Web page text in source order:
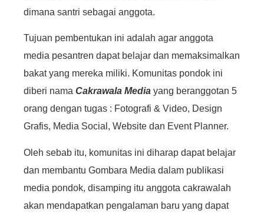
dimana santri sebagai anggota.
Tujuan pembentukan ini adalah agar anggota
media pesantren dapat belajar dan memaksimalkan
bakat yang mereka miliki. Komunitas pondok ini
diberi nama Cakrawala Media yang beranggotan 5
orang dengan tugas : Fotografi & Video, Design
Grafis, Media Social, Website dan Event Planner.
Oleh sebab itu, komunitas ini diharap dapat belajar
dan membantu Gombara Media dalam publikasi
media pondok, disamping itu anggota cakrawalah
akan mendapatkan pengalaman baru yang dapat